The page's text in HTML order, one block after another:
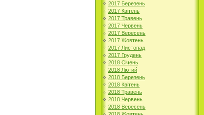
2017 Березень
2017 Квітень
2017 Травень
2017 Червень
2017 Вересень
2017 Жовтень
2017 Листопад
2017 Грудень
2018 Січень
2018 Лютий
2018 Березень
2018 Квітень
2018 Травень
2018 Червень
2018 Вересень